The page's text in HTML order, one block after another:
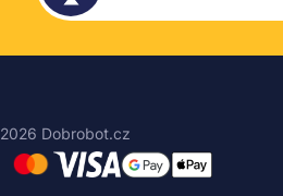
2026 Dobrobot.cz